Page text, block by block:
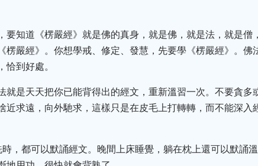
知道《楞嚴經》就是佛的真身，就是佛，就是法，就是僧
嚴經》。你想學戒、修定、發慧，先要學《楞嚴經》。佛
恰到好處。
是天天把你已能背得出的經文，重新溫習一次。不要貪多
求遠，向外馳求，這樣只是在皮毛上打轉轉，而不能深入
，都可以默誦經文。晚間上床睡覺，躺在枕上還可以默誦